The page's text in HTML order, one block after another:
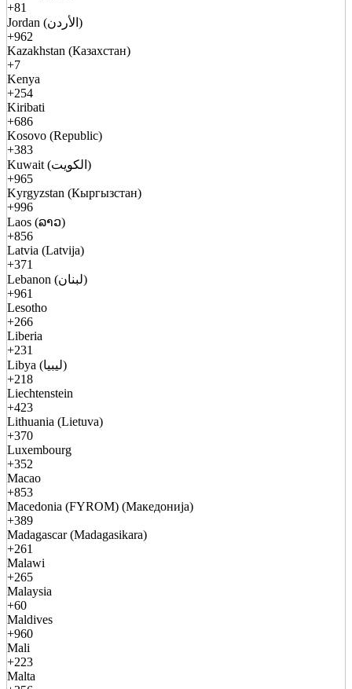
+81
Jordan (الأردن)
+962
Kazakhstan (Казахстан)
+7
Kenya
+254
Kiribati
+686
Kosovo (Republic)
+383
Kuwait (الكويت)
+965
Kyrgyzstan (Кыргызстан)
+996
Laos (ລາວ)
+856
Latvia (Latvija)
+371
Lebanon (لبنان)
+961
Lesotho
+266
Liberia
+231
Libya (ليبيا)
+218
Liechtenstein
+423
Lithuania (Lietuva)
+370
Luxembourg
+352
Macao
+853
Macedonia (FYROM) (Македонија)
+389
Madagascar (Madagasikara)
+261
Malawi
+265
Malaysia
+60
Maldives
+960
Mali
+223
Malta